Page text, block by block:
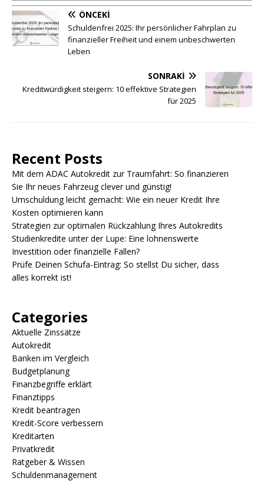
ÖNCEKI
Schuldenfrei 2025: Ihr persönlicher Fahrplan zu
finanzieller Freiheit und einem unbeschwerten
Leben
SONRAKI
Kreditwürdigkeit steigern: 10 effektive Strategien
für 2025
Recent Posts
Mit dem ADAC Autokredit zur Traumfahrt: So finanzieren
Sie Ihr neues Fahrzeug clever und günstig!
Umschuldung leicht gemacht: Wie ein neuer Kredit Ihre
Kosten optimieren kann
Strategien zur optimalen Rückzahlung Ihres Autokredits
Studienkredite unter der Lupe: Eine lohnenswerte
Investition oder finanzielle Fallen?
Prüfe Deinen Schufa-Eintrag: So stellst Du sicher, dass
alles korrekt ist!
Categories
Aktuelle Zinssätze
Autokredit
Banken im Vergleich
Budgetplanung
Finanzbegriffe erklärt
Finanztipps
Kredit beantragen
Kredit-Score verbessern
Kreditarten
Privatkredit
Ratgeber & Wissen
Schuldenmanagement